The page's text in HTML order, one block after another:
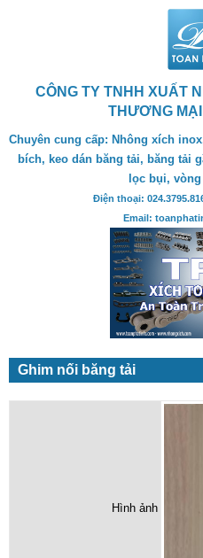
CÔNG TY TNHH XUẤT
THƯƠNG
Chuyên cung cấp: Nhông xích
bích, keo dán băng tải, băng tải
lọc bụi,
Điện thoại:
Email:
Ghim nối băng tải
Hình ảnh